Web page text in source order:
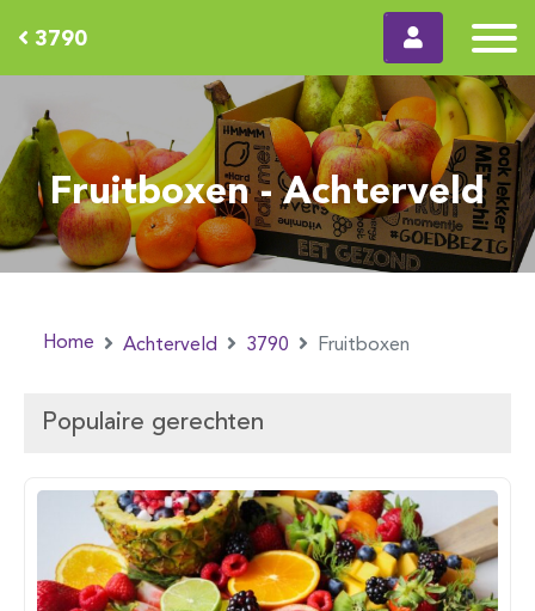
3790
Fruitboxen - Achterveld
Home Achterveld 3790 Fruitboxen
Populaire gerechten